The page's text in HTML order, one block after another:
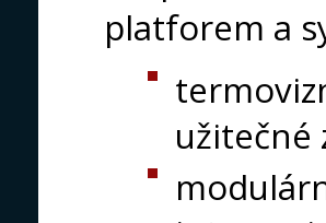
platforem a
užitečné